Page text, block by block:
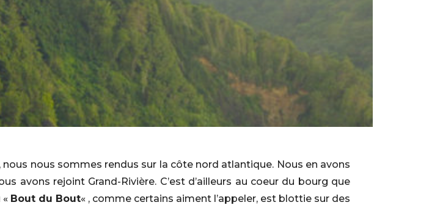
nous sommes rendus sur la côte nord atlantique. Nous en avons
avons rejoint Grand-Rivière. C’est d’ailleurs au coeur du bourg que
Bout du Bout« , comme certains aiment l’appeler, est blottie sur des